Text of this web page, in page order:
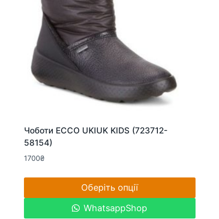
Чоботи ECCO UKIUK KIDS (723712-
58154)
1700₴
Оберіть опції
WhatsappShop